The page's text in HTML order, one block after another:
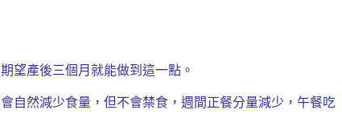
望產後三個月就能做到這一點。
自然減少食量，但不會禁食，週間正餐分量減少，午餐吃